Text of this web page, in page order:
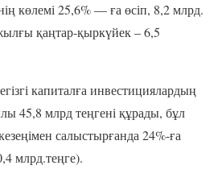
көлемі 25,6% — ға өсіп, 8,2 млрд.
қаңтар-қыркүйек – 6,5
капиталға инвестициялардың
45,8 млрд теңгені құрады, бұл
салыстырғанда 24%-ға
млрд.теңге).